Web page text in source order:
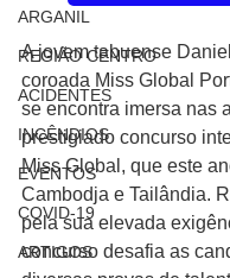
ARGANIL
REGIÃO CENTRO
ACIDENTES
INCÊNDIOS
EVENTOS
COVID-19
ARTIGOS
A jovem tabuense
coroada Miss Global
se encontra imersa nas
prestigiado concurso
Miss Global, que este
Cambodja e Tailândia.
pela sua elevada
concurso desafia as